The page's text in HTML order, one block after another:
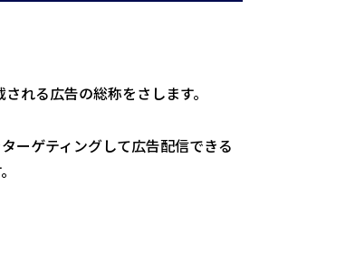
れる広告の総称をさします。
ーゲティングして広告配信できる